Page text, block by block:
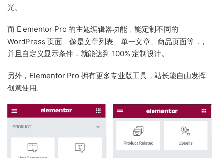
光。
而 Elementor Pro 的主题编辑器功能，能定制不同的
WordPress 页面，像是文章列表、单一文章、商品页面等 ..，
并且自定义显示条件，就能达到 100% 定制设计。
另外，Elementor Pro 拥有更多专业版工具，站长能自由发挥
创意使用。